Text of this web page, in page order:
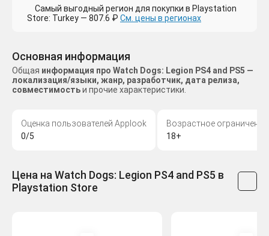
Самый выгодный регион для покупки в Playstation
Store: Turkey — 807.6 ₽ См. цены в регионах
Основная информация
Общая информация про Watch Dogs: Legion PS4 and PS5 —
локализация/языки, жанр, разработчик, дата релиза,
совместимостьи прочие характеристики.
Оценка пользователей Applook
0/5
Возрастное ограничение
18+
Цена на Watch Dogs: Legion PS4 and PS5 в
Playstation Store